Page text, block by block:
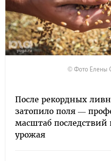
© Фото Елены
После рекордных
затопило поля —
масштаб
урожая